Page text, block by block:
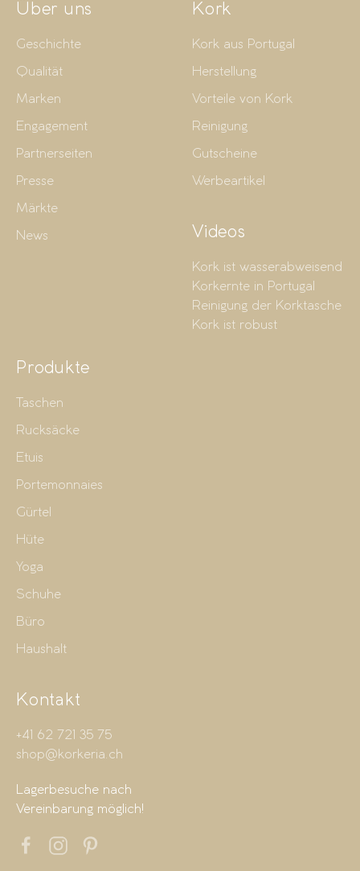
Über uns
Geschichte
Qualität
Marken
Engagement
Partnerseiten
Presse
Märkte
News
Kork
Kork aus Portugal
Herstellung
Vorteile von Kork
Reinigung
Gutscheine
Werbeartikel
Videos
Kork ist wasserabweisend
Korkernte in Portugal
Reinigung der Korktasche
Kork ist robust
Produkte
Taschen
Rucksäcke
Etuis
Portemonnaies
Gürtel
Hüte
Yoga
Schuhe
Büro
Haushalt
Kontakt
+41 62 721 35 75
shop@korkeria.ch
Lagerbesuche nach
Vereinbarung möglich!